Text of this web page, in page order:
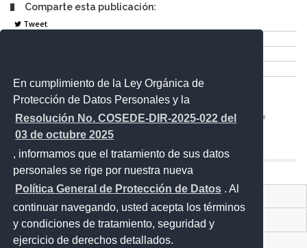
En cumplimiento de la Ley Orgánica de
Protección de Datos Personales y la
Resolución No. COSEDE-DIR-2025-022 del
03 de octubre 2025
, informamos que el tratamiento de sus datos
personales se rige por nuestra nueva
Política General de Protección de Datos . Al
continuar navegando, usted acepta los términos
y condiciones de tratamiento, seguridad y
ejercicio de derechos detallados.
Comparte esta publicación:
Tweet
Entérate
Contacto Ciudadano
Proyecto Personajes Emblemáticos
Sistema Nacional de Información (SNI)